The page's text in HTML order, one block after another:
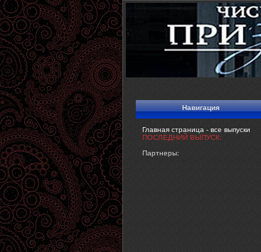
Навигация
Главная страница - все выпуски
ПОСЛЕДНИЙ ВЫПУСК:
Партнеры: